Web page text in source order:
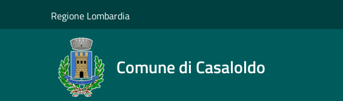
Regione Lombardia
Comune di Casaloldo